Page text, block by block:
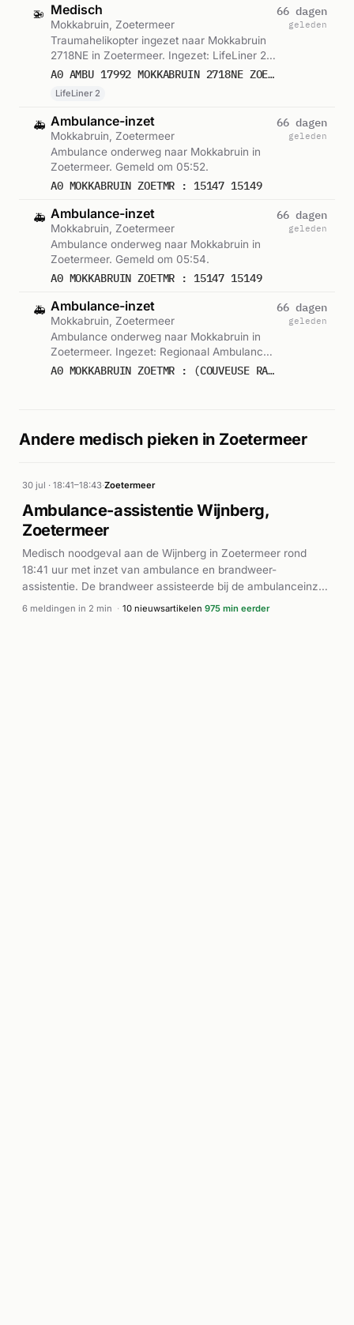
🚁 Medisch
Mokkabruin, Zoetermeer
Traumahelikopter ingezet naar Mokkabruin
2718NE in Zoetermeer. Ingezet: LifeLiner 2.
Gemeld om 05:52.
A0 AMBU 17992 MOKKABRUIN 2718NE ZOETERMEER ZOETMR BON 85702
LifeLiner 2
66 dagen
geleden
🚑 Ambulance-inzet
Mokkabruin, Zoetermeer
Ambulance onderweg naar Mokkabruin in
Zoetermeer. Gemeld om 05:52.
A0 MOKKABRUIN ZOETMR : 15147 15149
66 dagen
geleden
🚑 Ambulance-inzet
Mokkabruin, Zoetermeer
Ambulance onderweg naar Mokkabruin in
Zoetermeer. Gemeld om 05:54.
A0 MOKKABRUIN ZOETMR : 15147 15149
66 dagen
geleden
🚑 Ambulance-inzet
Mokkabruin, Zoetermeer
Ambulance onderweg naar Mokkabruin in
Zoetermeer. Ingezet: Regionaal Ambulance
Voorziening. Gemeld om 05:54.
A0 MOKKABRUIN ZOETMR : (COUVEUSE RAV) 15115
66 dagen
geleden
Andere medisch pieken in Zoetermeer
30 jul · 18:41–18:43·Zoetermeer
Ambulance-assistentie Wijnberg,
Zoetermeer
Medisch noodgeval aan de Wijnberg in Zoetermeer rond
18:41 uur met inzet van ambulance en brandweer-
assistentie. De brandweer assisteerde bij de ambulanceinzet,
met meerdere herhaalde meldingen voor dezelfde locatie.
6 meldingen in 2 min · 10 nieuwsartikelen 975 min eerder